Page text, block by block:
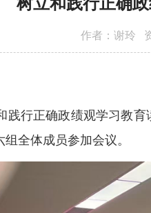
作者：谢玲
践行正确政绩观学习教
全体成员参加会议。